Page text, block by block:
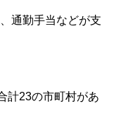
通勤手当などが支
計23の市町村があ